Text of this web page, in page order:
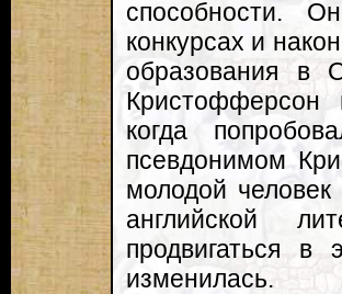
способности.
конкурсах и
образования в
Кристофферсон
когда
псевдонимом
молодой
английской
продвигаться в
изменилась.